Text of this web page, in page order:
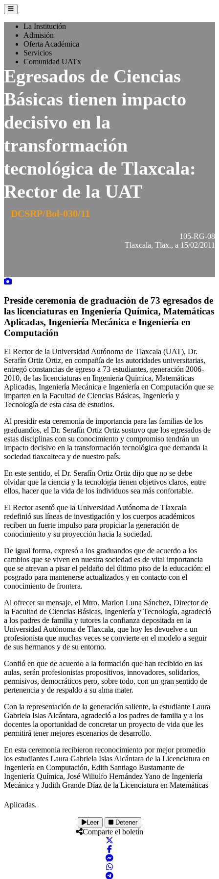
La Institución
Admisión
Oferta Académica
Servicios
Comunidad UATx
Egresados de Ciencias
Básicas tienen impacto
decisivo en la
transformación
tecnológica de Tlaxcala:
Rector de la UAT
DCSRP/Bol-030/11
105-RG-08
Tlaxcala, Tlax., a 15/02/2011
Preside ceremonia de graduación de 73 egresados de
las licenciaturas en Ingeniería Química, Matemáticas
Aplicadas, Ingeniería Mecánica e Ingeniería en
Computación
El Rector de la Universidad Autónoma de Tlaxcala (UAT), Dr.
Serafín Ortiz Ortiz, en compañía de las autoridades universitarias,
entregó constancias de egreso a 73 estudiantes, generación 2006-
2010, de las licenciaturas en Ingeniería Química, Matemáticas
Aplicadas, Ingeniería Mecánica e Ingeniería en Computación que se
imparten en la Facultad de Ciencias Básicas, Ingeniería y
Tecnología de esta casa de estudios.
Al presidir esta ceremonia de importancia para las familias de los
graduandos, el Dr. Serafín Ortiz Ortiz sostuvo que los egresados de
estas disciplinas con su conocimiento y compromiso tendrán un
impacto decisivo en la transformación tecnológica que demanda la
sociedad tlaxcalteca y de nuestro país.
En este sentido, el Dr. Serafín Ortiz Ortiz dijo que no se debe
olvidar que la ciencia y la tecnología tienen objetivos claros, entre
ellos, hacer que la vida de los individuos sea más confortable.
El Rector asentó que la Universidad Autónoma de Tlaxcala
redefinió sus líneas de investigación y los cuerpos académicos
reciben un fuerte impulso para propiciar la generación de
conocimiento y su proyección hacia la sociedad.
De igual forma, expresó a los graduandos que de acuerdo a los
cambios que se viven en nuestra sociedad es de vital importancia
que se atrevan a pisar el peldaño del último piso de la educación: el
posgrado para mantenerse actualizados y en contacto con el
conocimiento de frontera.
Al ofrecer su mensaje, el Mtro. Marlon Luna Sánchez, Director de
la Facultad de Ciencias Básicas, Ingeniería y Tecnología, agradeció
a los padres de familia y tutores la confianza depositada en la
Universidad Autónoma de Tlaxcala, que hoy les devuelve a un
profesionista que muchas veces se convierte en el modelo a seguir
de sus hermanos y de su entorno.
Confió en que de acuerdo a la formación que han recibido en las
aulas, serán profesionistas propositivos, innovadores, solidarios,
permisivos, democráticos pero, sobre todo, con un gran sentido de
pertenencia y de respaldo a su alma mater.
Con la representación de la generación saliente, la estudiante Laura
Gabriela Islas Alcántara, agradeció a los padres de familia y a los
docentes la oportunidad de concretar un proyecto de vida que les
permitirá tener mejores escenarios de desarrollo.
En esta ceremonia recibieron reconocimiento por mejor promedio
los estudiantes Laura Gabriela Islas Alcántara de la Licenciatura en
Ingeniería en Computación, Edith Santiago Bustamante de
Ingeniería Química, José Wiliulfo Hernández Yano de Ingeniería
Mecánica y Judith Grande Díaz de la Licenciatura en Matemáticas
Aplicadas.
Leer Detener
Comparte el boletín